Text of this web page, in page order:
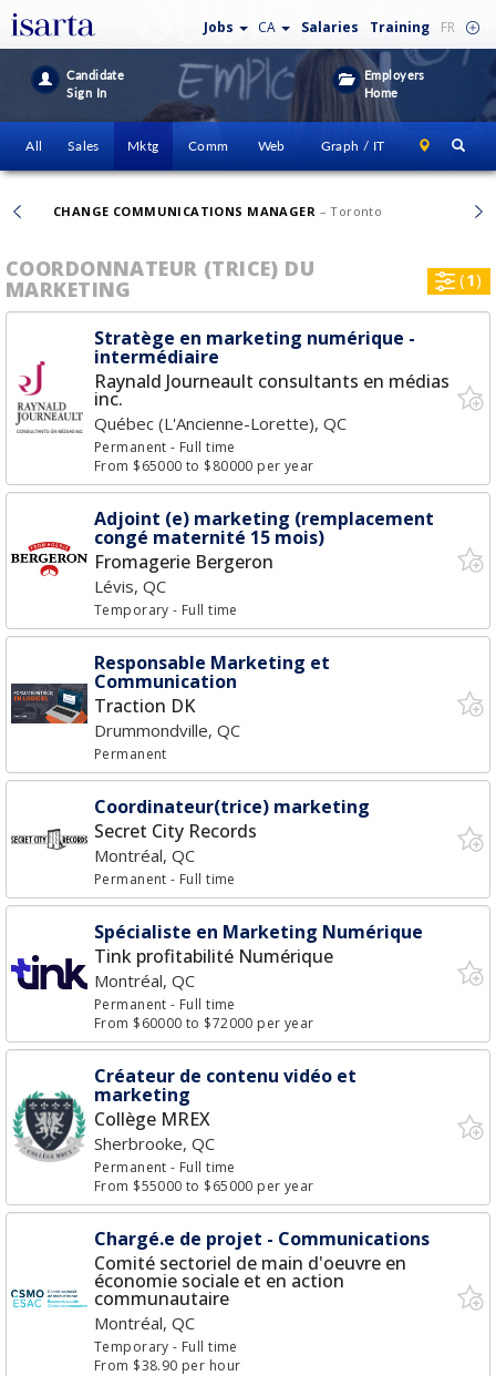
Jobs CA Salaries Training FR
Candidate
Sign In
Employers
Home
All Sales Mktg Comm Web Graph / IT
CHANGE COMMUNICATIONS MANAGER – Toronto
COORDONNATEUR (TRICE) DU
MARKETING (1)
Stratège en marketing numérique -
intermédiaire
Raynald Journeault consultants en médias
inc.
Québec (L'Ancienne-Lorette), QC
Permanent- Full time
From $65000 to $80000 per year
Adjoint (e) marketing (remplacement
congé maternité 15 mois)
Fromagerie Bergeron
Lévis, QC
Temporary- Full time
Responsable Marketing et
Communication
Traction DK
Drummondville, QC
Permanent
Coordinateur(trice) marketing
Secret City Records
Montréal, QC
Permanent- Full time
Spécialiste en Marketing Numérique
Tink profitabilité Numérique
Montréal, QC
Permanent- Full time
From $60000 to $72000 per year
Créateur de contenu vidéo et
marketing
Collège MREX
Sherbrooke, QC
Permanent- Full time
From $55000 to $65000 per year
Chargé.e de projet - Communications
Comité sectoriel de main d'oeuvre en
économie sociale et en action
communautaire
Montréal, QC
Temporary- Full time
From $38.90 per hour